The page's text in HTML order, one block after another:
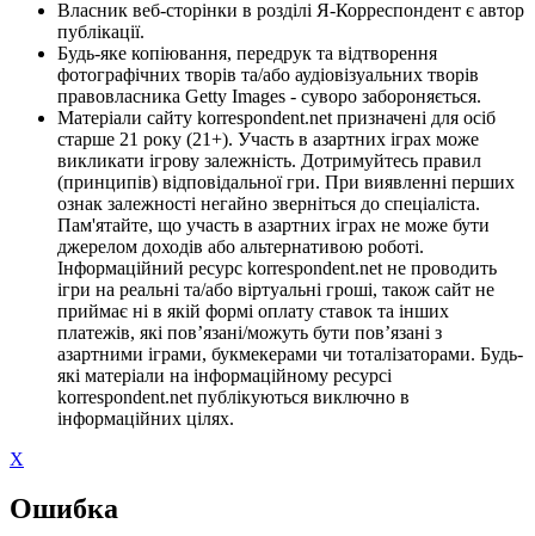
Власник веб-сторінки в розділі Я-Корреспондент є автор
публікації.
Будь-яке копіювання, передрук та відтворення
фотографічних творів та/або аудіовізуальних творів
правовласника Getty Images - суворо забороняється.
Матеріали сайту korrespondent.net призначені для осіб
старше 21 року (21+). Участь в азартних іграх може
викликати ігрову залежність. Дотримуйтесь правил
(принципів) відповідальної гри. При виявленні перших
ознак залежності негайно зверніться до спеціаліста.
Пам'ятайте, що участь в азартних іграх не може бути
джерелом доходів або альтернативою роботі.
Інформаційний ресурс korrespondent.net не проводить
ігри на реальні та/або віртуальні гроші, також сайт не
приймає ні в якій формі оплату ставок та інших
платежів, які пов’язані/можуть бути пов’язані з
азартними іграми, букмекерами чи тоталізаторами. Будь-
які матеріали на інформаційному ресурсі
korrespondent.net публікуються виключно в
інформаційних цілях.
X
Ошибка